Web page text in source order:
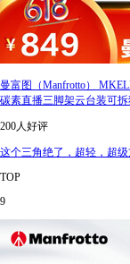
曼富图（Manfrotto）
碳素直播三脚架云台装可
200人好评
这个三角绝了，超轻，超
TOP
9